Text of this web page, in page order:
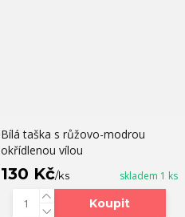
Bílá taška s růžovo-modrou
okřídlenou vílou
130 Kč/ks skladem 1 ks
Koupit